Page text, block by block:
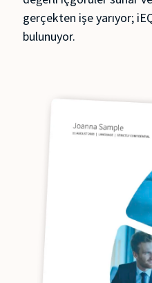
gerçekten işe yarıyor;
bulunuyor.